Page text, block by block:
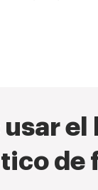
usar
de